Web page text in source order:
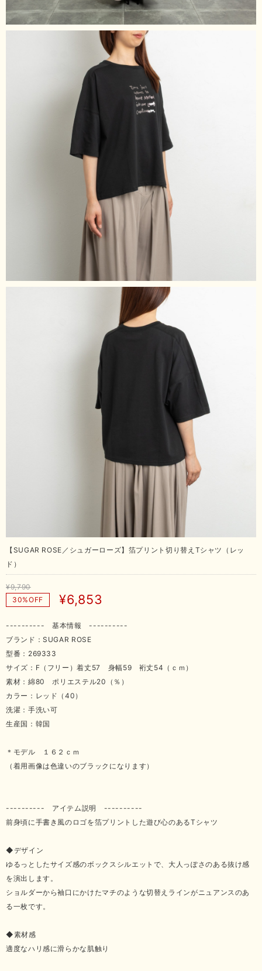
【SUGAR ROSE／シュガーローズ】箔プリント切り替えTシャツ（レッ
ド）
¥9,790
30%OFF
¥6,853
---------- 基本情報 ----------
ブランド：SUGAR ROSE
型番：269333
サイズ：F（フリー）着丈57 身幅59 裄丈54（ｃｍ）
素材：綿80 ポリエステル20（％）
カラー：レッド（40）
洗濯：手洗い可
生産国：韓国
＊モデル １６２ｃｍ
（着用画像は色違いのブラックになります）
---------- アイテム説明 ----------
前身頃に手書き風のロゴを箔プリントした遊び心のあるTシャツ
◆デザイン
ゆるっとしたサイズ感のボックスシルエットで、大人っぽさのある抜け感
を演出します。
ショルダーから袖口にかけたマチのような切替えラインがニュアンスのあ
る一枚です。
◆素材感
適度なハリ感に滑らかな肌触り